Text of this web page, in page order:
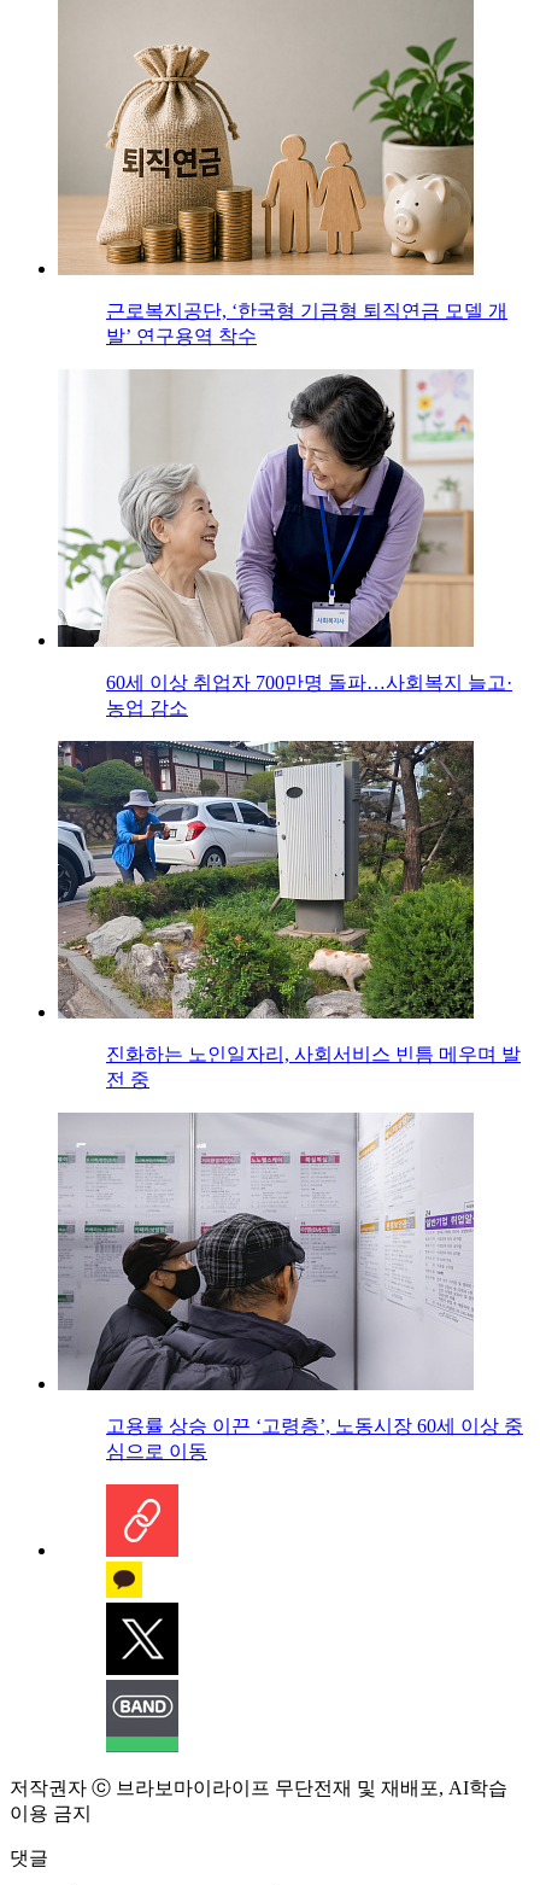
근로복지공단, ‘한국형 기금형 퇴직연금 모델 개
발’ 연구용역 착수
60세 이상 취업자 700만명 돌파…사회복지 늘고·
농업 감소
진화하는 노인일자리, 사회서비스 빈틈 메우며 발
전 중
고용률 상승 이끈 ‘고령층’, 노동시장 60세 이상 중
심으로 이동
저작권자 ⓒ 브라보마이라이프 무단전재 및 재배포, AI학습
이용 금지
댓글